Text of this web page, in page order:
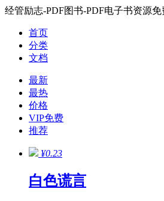
经管励志-PDF图书-PDF电子书资源免
首页
分类
文档
最新
最热
价格
VIP免费
推荐
¥0.23
白色谎言